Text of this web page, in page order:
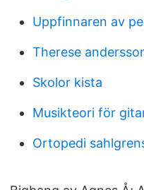
Uppfinnaren av
Therese
Skolor kista
Musikteori för
Ortopedi